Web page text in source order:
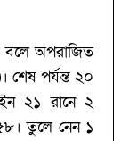
বলে অপরাজিত
শেষ পর্যন্ত ২০
২১ রানে ২
তুলে নেন ১